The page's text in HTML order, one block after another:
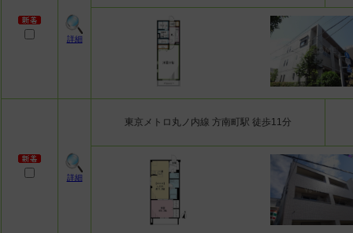
詳細
詳細
東京メトロ丸ノ内線 方南町駅 徒歩11分